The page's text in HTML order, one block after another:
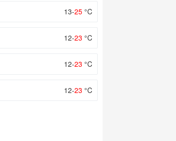
13-25 °C
12-23 °C
12-23 °C
12-23 °C